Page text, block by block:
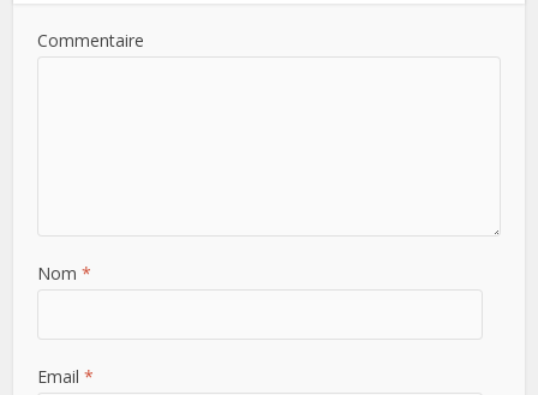
Commentaire
Nom *
Email *